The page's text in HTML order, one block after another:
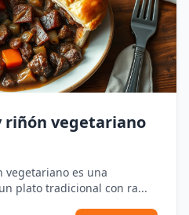
riñón vegetariano
vegetariano es una
plato tradicional con ra...